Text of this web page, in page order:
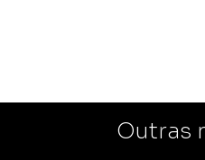
Outras